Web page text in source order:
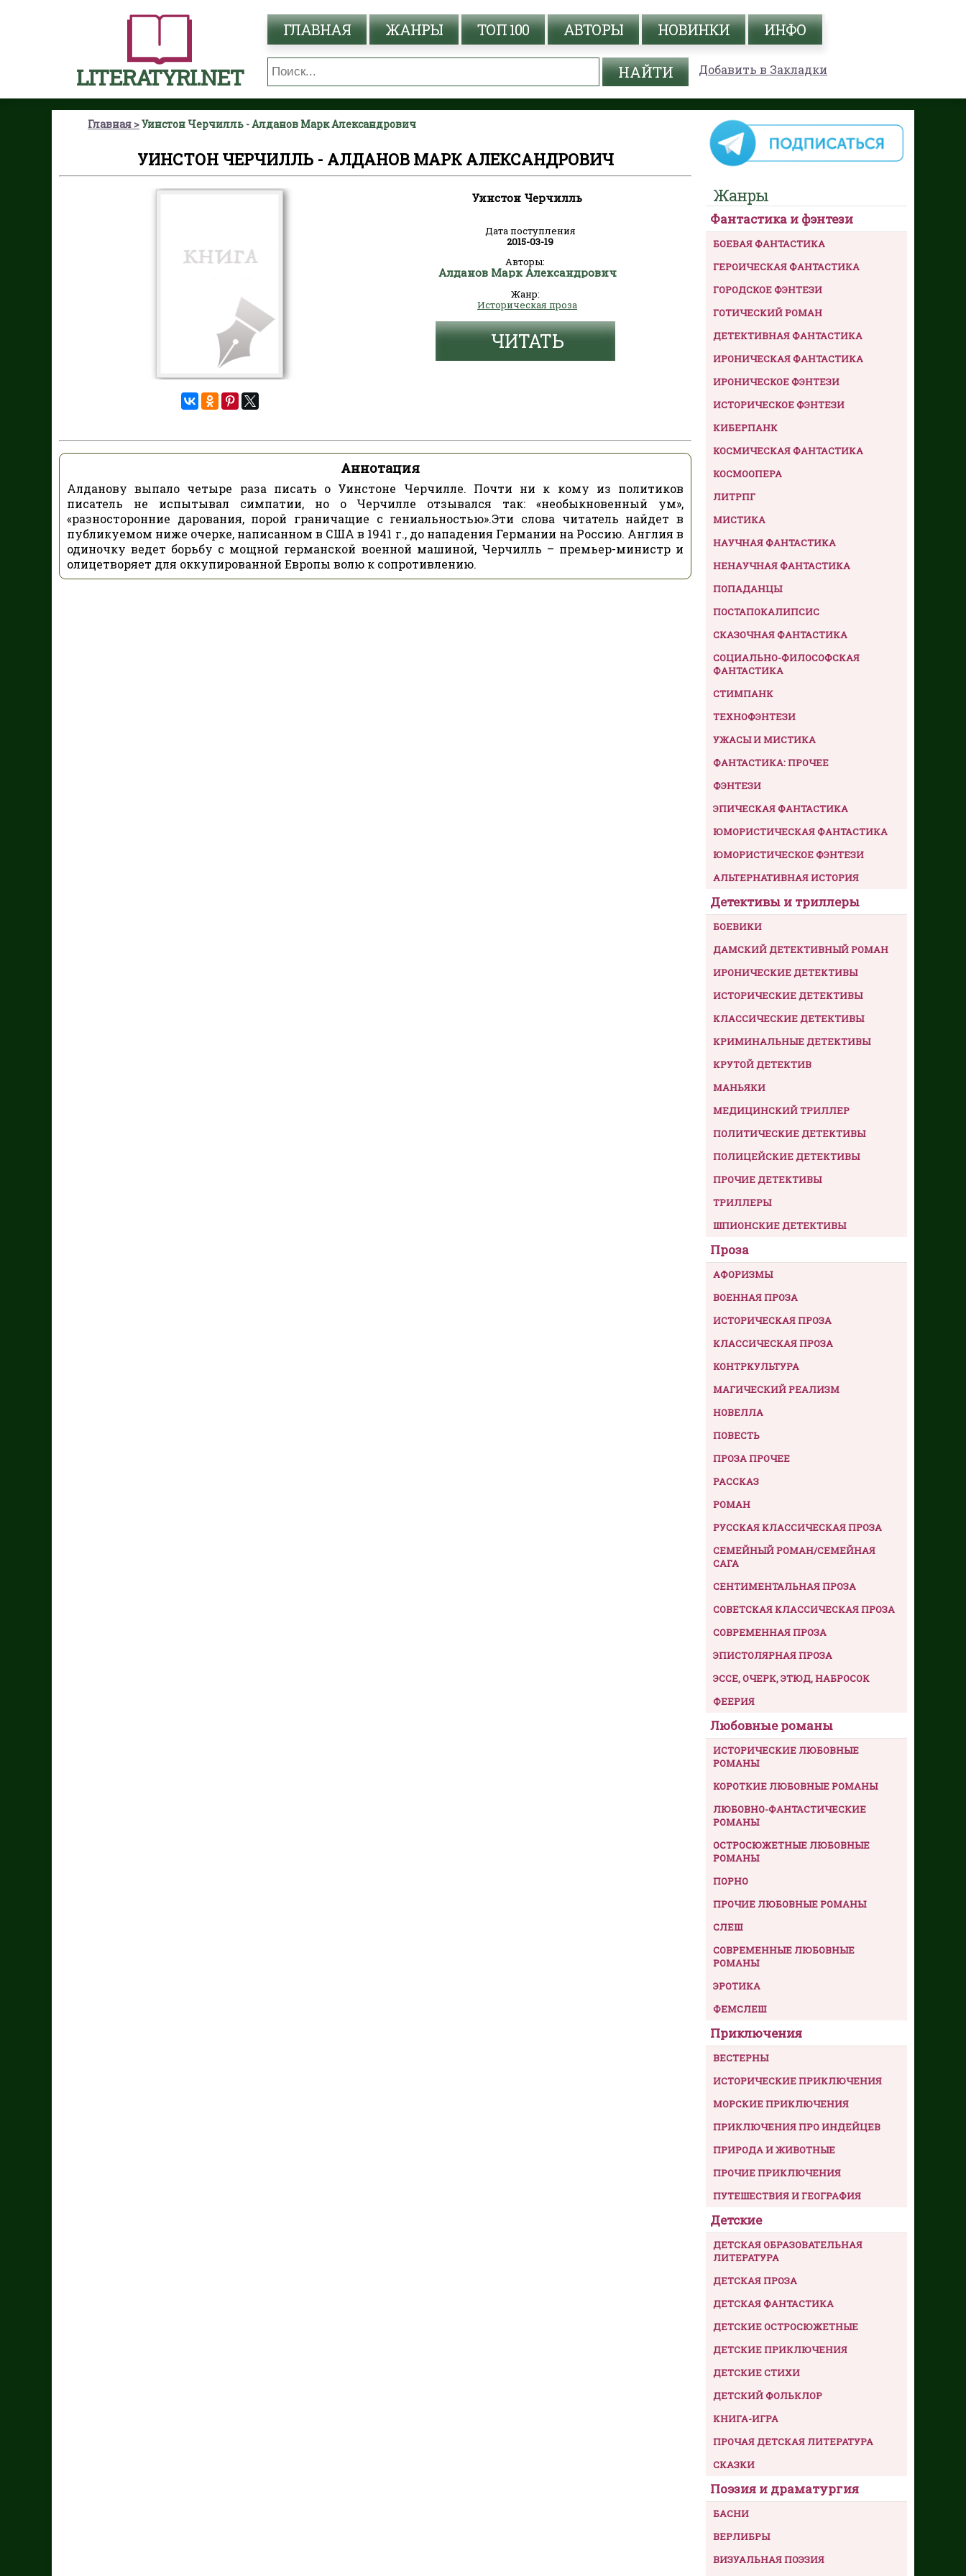
LITERATYRI.NET
ГЛАВНАЯ ЖАНРЫ ТОП 100 АВТОРЫ НОВИНКИ ИНФО
Добавить в Закладки
Главная Уинстон Черчилль - Алданов Марк Александрович
УИНСТОН ЧЕРЧИЛЛЬ - АЛДАНОВ МАРК АЛЕКСАНДРОВИЧ
Уинстон Черчилль
Дата поступления
2015-03-19
Авторы:
Алданов Марк Александрович
Жанр:
Историческая проза
ЧИТАТЬ
Аннотация
Алданову выпало четыре раза писать о Уинстоне Черчилле. Почти ни к кому из политиков
писатель не испытывал симпатии, но о Черчилле отзывался так: «необыкновенный ум»,
«разносторонние дарования, порой граничащие с гениальностью».Эти слова читатель найдет в
публикуемом ниже очерке, написанном в США в 1941 г., до нападения Германии на Россию. Англия в
одиночку ведет борьбу с мощной германской военной машиной, Черчилль – премьер-министр и
олицетворяет для оккупированной Европы волю к сопротивлению.
Жанры
Фантастика и фэнтези
БОЕВАЯ ФАНТАСТИКА
ГЕРОИЧЕСКАЯ ФАНТАСТИКА
ГОРОДСКОЕ ФЭНТЕЗИ
ГОТИЧЕСКИЙ РОМАН
ДЕТЕКТИВНАЯ ФАНТАСТИКА
ИРОНИЧЕСКАЯ ФАНТАСТИКА
ИРОНИЧЕСКОЕ ФЭНТЕЗИ
ИСТОРИЧЕСКОЕ ФЭНТЕЗИ
КИБЕРПАНК
КОСМИЧЕСКАЯ ФАНТАСТИКА
КОСМООПЕРА
ЛИТРПГ
МИСТИКА
НАУЧНАЯ ФАНТАСТИКА
НЕНАУЧНАЯ ФАНТАСТИКА
ПОПАДАНЦЫ
ПОСТАПОКАЛИПСИС
СКАЗОЧНАЯ ФАНТАСТИКА
СОЦИАЛЬНО-ФИЛОСОФСКАЯ
ФАНТАСТИКА
СТИМПАНК
ТЕХНОФЭНТЕЗИ
УЖАСЫ И МИСТИКА
ФАНТАСТИКА: ПРОЧЕЕ
ФЭНТЕЗИ
ЭПИЧЕСКАЯ ФАНТАСТИКА
ЮМОРИСТИЧЕСКАЯ ФАНТАСТИКА
ЮМОРИСТИЧЕСКОЕ ФЭНТЕЗИ
АЛЬТЕРНАТИВНАЯ ИСТОРИЯ
Детективы и триллеры
БОЕВИКИ
ДАМСКИЙ ДЕТЕКТИВНЫЙ РОМАН
ИРОНИЧЕСКИЕ ДЕТЕКТИВЫ
ИСТОРИЧЕСКИЕ ДЕТЕКТИВЫ
КЛАССИЧЕСКИЕ ДЕТЕКТИВЫ
КРИМИНАЛЬНЫЕ ДЕТЕКТИВЫ
КРУТОЙ ДЕТЕКТИВ
МАНЬЯКИ
МЕДИЦИНСКИЙ ТРИЛЛЕР
ПОЛИТИЧЕСКИЕ ДЕТЕКТИВЫ
ПОЛИЦЕЙСКИЕ ДЕТЕКТИВЫ
ПРОЧИЕ ДЕТЕКТИВЫ
ТРИЛЛЕРЫ
ШПИОНСКИЕ ДЕТЕКТИВЫ
Проза
АФОРИЗМЫ
ВОЕННАЯ ПРОЗА
ИСТОРИЧЕСКАЯ ПРОЗА
КЛАССИЧЕСКАЯ ПРОЗА
КОНТРКУЛЬТУРА
МАГИЧЕСКИЙ РЕАЛИЗМ
НОВЕЛЛА
ПОВЕСТЬ
ПРОЗА ПРОЧЕЕ
РАССКАЗ
РОМАН
РУССКАЯ КЛАССИЧЕСКАЯ ПРОЗА
СЕМЕЙНЫЙ РОМАН/СЕМЕЙНАЯ
САГА
СЕНТИМЕНТАЛЬНАЯ ПРОЗА
СОВЕТСКАЯ КЛАССИЧЕСКАЯ ПРОЗА
СОВРЕМЕННАЯ ПРОЗА
ЭПИСТОЛЯРНАЯ ПРОЗА
ЭССЕ, ОЧЕРК, ЭТЮД, НАБРОСОК
ФЕЕРИЯ
Любовные романы
ИСТОРИЧЕСКИЕ ЛЮБОВНЫЕ
РОМАНЫ
КОРОТКИЕ ЛЮБОВНЫЕ РОМАНЫ
ЛЮБОВНО-ФАНТАСТИЧЕСКИЕ
РОМАНЫ
ОСТРОСЮЖЕТНЫЕ ЛЮБОВНЫЕ
РОМАНЫ
ПОРНО
ПРОЧИЕ ЛЮБОВНЫЕ РОМАНЫ
СЛЕШ
СОВРЕМЕННЫЕ ЛЮБОВНЫЕ
РОМАНЫ
ЭРОТИКА
ФЕМСЛЕШ
Приключения
ВЕСТЕРНЫ
ИСТОРИЧЕСКИЕ ПРИКЛЮЧЕНИЯ
МОРСКИЕ ПРИКЛЮЧЕНИЯ
ПРИКЛЮЧЕНИЯ ПРО ИНДЕЙЦЕВ
ПРИРОДА И ЖИВОТНЫЕ
ПРОЧИЕ ПРИКЛЮЧЕНИЯ
ПУТЕШЕСТВИЯ И ГЕОГРАФИЯ
Детские
ДЕТСКАЯ ОБРАЗОВАТЕЛЬНАЯ
ЛИТЕРАТУРА
ДЕТСКАЯ ПРОЗА
ДЕТСКАЯ ФАНТАСТИКА
ДЕТСКИЕ ОСТРОСЮЖЕТНЫЕ
ДЕТСКИЕ ПРИКЛЮЧЕНИЯ
ДЕТСКИЕ СТИХИ
ДЕТСКИЙ ФОЛЬКЛОР
КНИГА-ИГРА
ПРОЧАЯ ДЕТСКАЯ ЛИТЕРАТУРА
СКАЗКИ
Поэзия и драматургия
БАСНИ
ВЕРЛИБРЫ
ВИЗУАЛЬНАЯ ПОЭЗИЯ